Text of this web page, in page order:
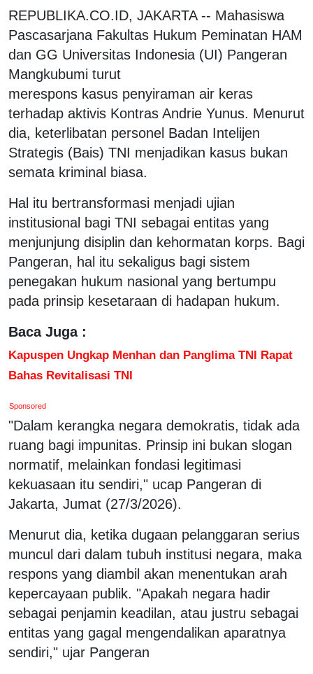
REPUBLIKA.CO.ID, JAKARTA -- Mahasiswa
Pascasarjana Fakultas Hukum Peminatan HAM
dan GG Universitas Indonesia (UI) Pangeran
Mangkubumi turut
merespons kasus penyiraman air keras
terhadap aktivis Kontras Andrie Yunus. Menurut
dia, keterlibatan personel Badan Intelijen
Strategis (Bais) TNI menjadikan kasus bukan
semata kriminal biasa.
Hal itu bertransformasi menjadi ujian
institusional bagi TNI sebagai entitas yang
menjunjung disiplin dan kehormatan korps. Bagi
Pangeran, hal itu sekaligus bagi sistem
penegakan hukum nasional yang bertumpu
pada prinsip kesetaraan di hadapan hukum.
Baca Juga :
Kapuspen Ungkap Menhan dan Panglima TNI Rapat
Bahas Revitalisasi TNI
Sponsored
"Dalam kerangka negara demokratis, tidak ada
ruang bagi impunitas. Prinsip ini bukan slogan
normatif, melainkan fondasi legitimasi
kekuasaan itu sendiri," ucap Pangeran di
Jakarta, Jumat (27/3/2026).
Menurut dia, ketika dugaan pelanggaran serius
muncul dari dalam tubuh institusi negara, maka
respons yang diambil akan menentukan arah
kepercayaan publik. "Apakah negara hadir
sebagai penjamin keadilan, atau justru sebagai
entitas yang gagal mengendalikan aparatnya
sendiri," ujar Pangeran